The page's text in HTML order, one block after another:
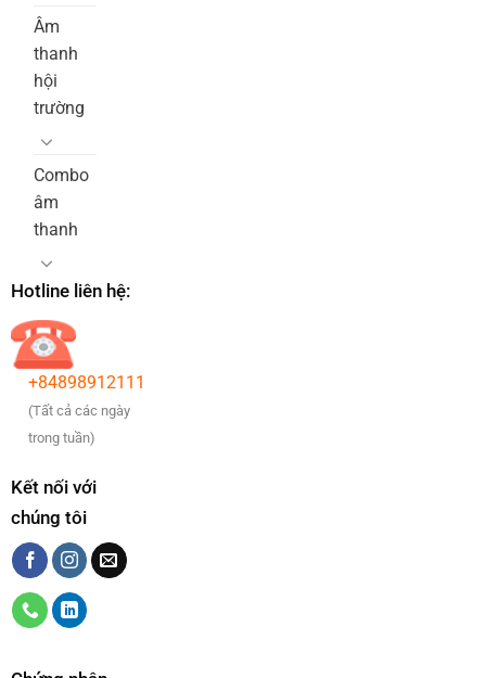
Âm
thanh
hội
trường
Combo
âm
thanh
Hotline liên hệ:
+84898912111
(Tất cả các ngày
trong tuần)
Kết nối với
chúng tôi